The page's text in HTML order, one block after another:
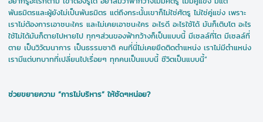
พันธมิตรและผู้ยังไม่เป็นพันธมิตร แต่ถึงกระนั้นเขาก็ไม่ใช่ศัตรู ไม่ใช่คู่แข่ง เพราะ
เราไม่ต้องการเอาชนะใคร และไม่เคยเอาชนะใคร อะไรดี อะไรใช้ได้ มันก็เติบโต อะไร
ใช้ไม่ได้มันก็ตายไปหายไป ทุกๆส่วนของฟ้ากว้างก็เป็นแบบนี้ มีเซลล์ที่โต มีเซลล์ที่
ตาย เป็นวิวัฒนาการ เป็นธรรมชาติ คนที่นี่ไม่เคยยึดติดตำแหน่ง เราไม่มีตำแหน่ง
เรามีแต่บทบาทที่เปลี่ยนไปเรื่อยๆ ทุกคนเป็นแบบนี้ ชีวิตเป็นแบบนี้”
ช่วยขยายความ “การไม่บริหาร” ให้ชัดๆหน่อย?